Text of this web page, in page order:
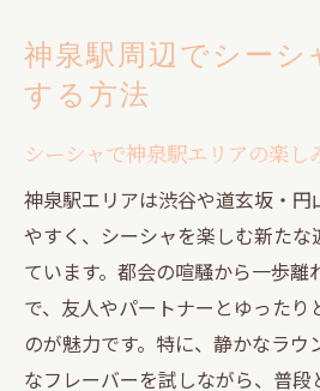
友人や一人でも満喫で
は
シーシャで神泉駅の遊
神泉駅周辺で安心して
イント
渋谷道玄坂でリラックス体
渋谷道玄坂でシーシャ
し方
神泉駅周辺でシーシ
する方法
シーシャで神泉駅エリアの楽し
神泉駅エリアは渋谷や道玄坂・円
やすく、シーシャを楽しむ新た
ています。都会の喧騒から一歩離
で、友人やパートナーとゆったり
のが魅力です。特に、静かなラ
なフレーバーを試しながら、普段